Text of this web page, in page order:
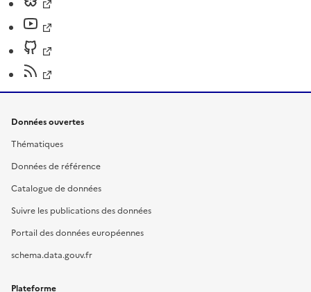
Données ouvertes
Thématiques
Données de référence
Catalogue de données
Suivre les publications des données
Portail des données européennes
schema.data.gouv.fr
Plateforme